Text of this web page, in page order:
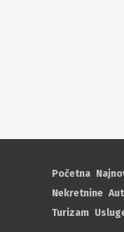
Početna
Nekretnine
Turizam